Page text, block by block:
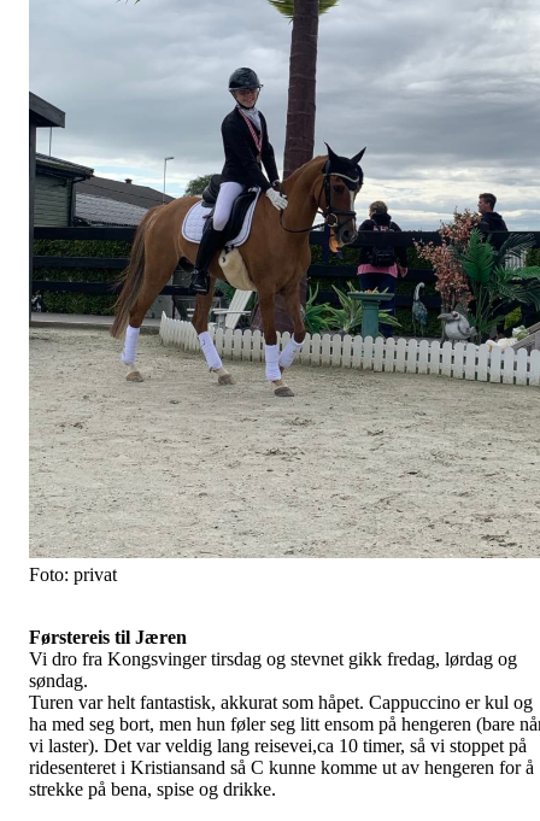
Foto: privat
Førstereis til Jæren
Vi dro fra Kongsvinger tirsdag og stevnet gikk fredag, lørdag og
søndag.
Turen var helt fantastisk, akkurat som håpet. Cappuccino er kul og
ha med seg bort, men hun føler seg litt ensom på hengeren (bare
vi laster). Det var veldig lang reisevei,ca 10 timer, så vi stoppet på
ridesenteret i Kristiansand så C kunne komme ut av hengeren for å
strekke på bena, spise og drikke.